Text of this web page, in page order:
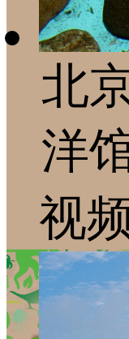
北
洋
视